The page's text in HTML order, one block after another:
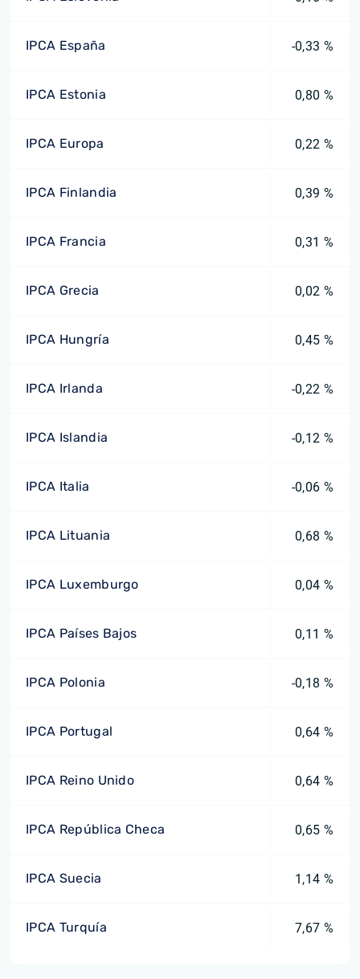
IPCA España -0,33 %
IPCA Estonia 0,80 %
IPCA Europa 0,22 %
IPCA Finlandia 0,39 %
IPCA Francia 0,31 %
IPCA Grecia 0,02 %
IPCA Hungría 0,45 %
IPCA Irlanda -0,22 %
IPCA Islandia -0,12 %
IPCA Italia -0,06 %
IPCA Lituania 0,68 %
IPCA Luxemburgo 0,04 %
IPCA Países Bajos 0,11 %
IPCA Polonia -0,18 %
IPCA Portugal 0,64 %
IPCA Reino Unido 0,64 %
IPCA República Checa 0,65 %
IPCA Suecia 1,14 %
IPCA Turquía 7,67 %